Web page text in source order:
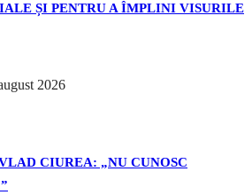
ȘI PENTRU A ÎMPLINI VISURILE
2026
CIUREA: „NU CUNOSC